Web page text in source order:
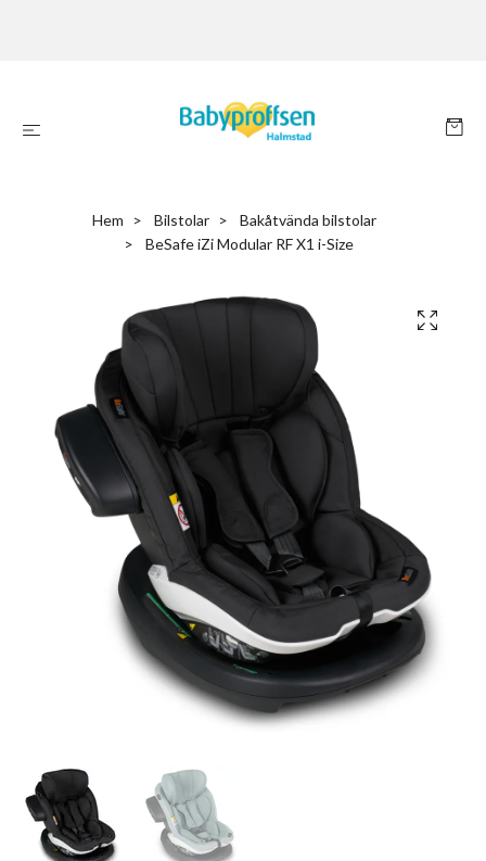
Hem Bilstolar
Bakåtvända bilstolar
BeSafe iZi Modular RF X1 i-Size